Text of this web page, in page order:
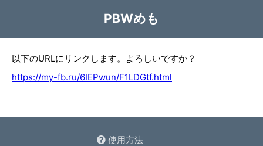
PBWめも
以下のURLにリンクします。よろしいですか？
https://my-fb.ru/6IEPwun/F1LDGtf.html
使用方法